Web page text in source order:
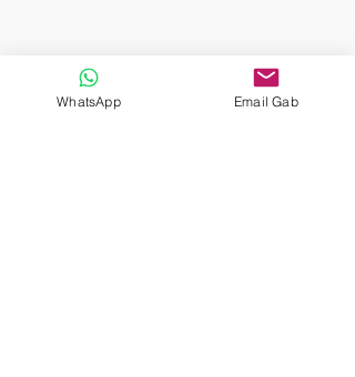
WhatsApp Email Gab